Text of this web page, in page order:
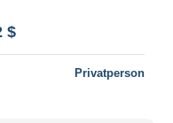
$
Privatperson